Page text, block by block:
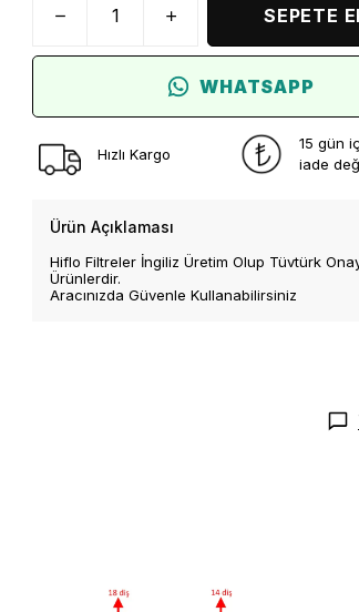
SEPETE
WHATSAPP
Hızlı Kargo
15 gün
iade
Ürün Açıklaması
Hiflo Filtreler İngiliz Üretim Olup Tüvtürk
Ürünlerdir.
Aracınızda Güvenle Kullanabilirsiniz